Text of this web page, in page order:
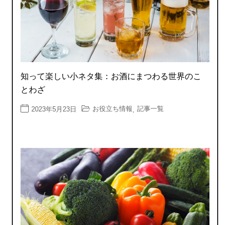
知って楽しい小ネタ集：お酒にまつわる世界のこ
とわざ
2023年5月23日 お役立ち情報, 記事一覧